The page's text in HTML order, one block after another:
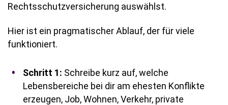
Rechtsschutzversicherung auswählst.
Hier ist ein pragmatischer Ablauf, der für viele
funktioniert.
Schritt 1: Schreibe kurz auf, welche
Lebensbereiche bei dir am ehesten Konflikte
erzeugen, Job, Wohnen, Verkehr, private